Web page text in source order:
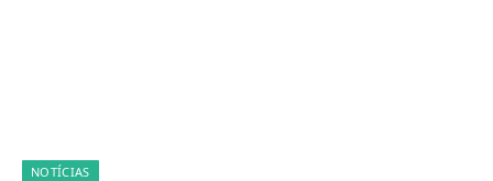
NOTÍCIAS